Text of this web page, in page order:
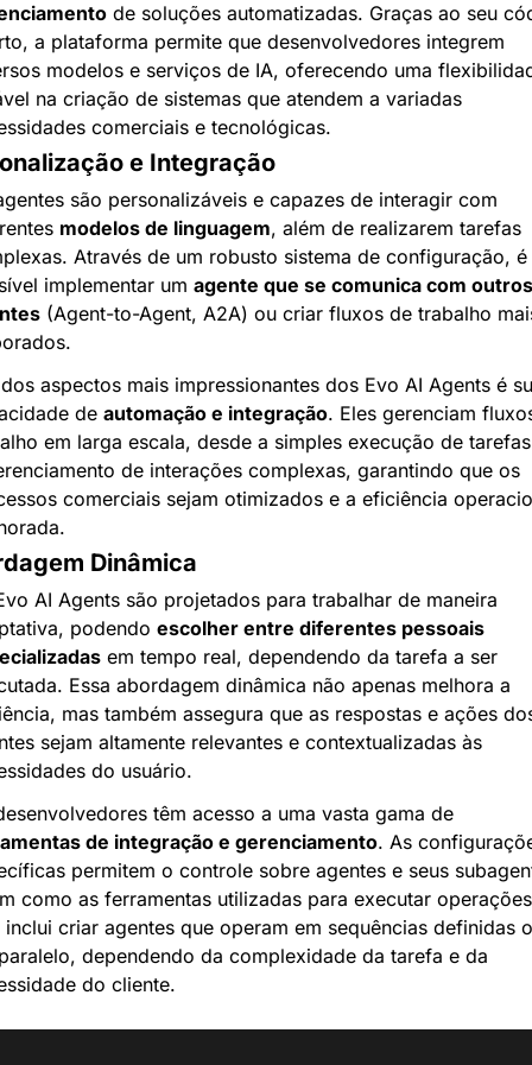
de soluções automatizadas. Graças ao seu
a plataforma permite que desenvolvedores integrem
modelos e serviços de IA, oferecendo uma
na criação de sistemas que atendem a variadas
comerciais e tecnológicas.
e Integração
são personalizáveis e capazes de interagir com
modelos de linguagem, além de realizarem tarefas
Através de um robusto sistema de configuração, é
implementar um agente que se comunica com outros
(Agent-to-Agent, A2A) ou criar fluxos de trabalho
aspectos mais impressionantes dos Evo AI Agents é
de automação e integração. Eles gerenciam
em larga escala, desde a simples execução de
de interações complexas, garantindo que os
comerciais sejam otimizados e a eficiência
Dinâmica
AI Agents são projetados para trabalhar de maneira
podendo escolher entre diferentes pessoais
em tempo real, dependendo da tarefa a ser
Essa abordagem dinâmica não apenas melhora a
mas também assegura que as respostas e ações
sejam altamente relevantes e contextualizadas às
do usuário.
de integração e gerenciamento. As
permitem o controle sobre agentes e seus
como as ferramentas utilizadas para executar
inclui criar agentes que operam em sequências definidas
dependendo da complexidade da tarefa e da
do cliente.